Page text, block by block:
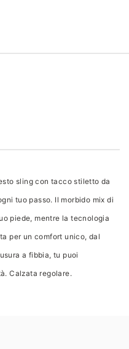
sling con tacco stiletto da
tuo passo. Il morbido mix di
piede, mentre la tecnologia
per un comfort unico, dal
a fibbia, tu puoi
Calzata regolare.